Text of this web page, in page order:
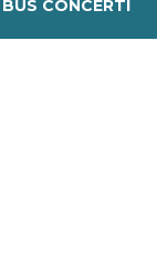
BUS CONCERTI